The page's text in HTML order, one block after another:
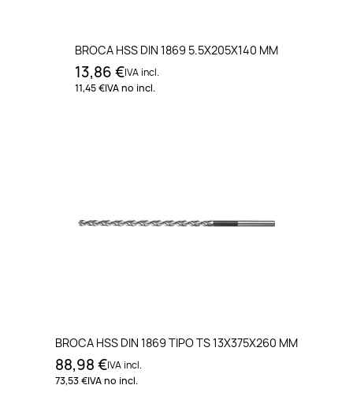
BROCA HSS DIN 1869 5.5X205X140 MM
13,86 €IVA incl.
11,45 €IVA no incl.
BROCA HSS DIN 1869 TIPO TS 13X375X260 MM
88,98 €IVA incl.
73,53 €IVA no incl.